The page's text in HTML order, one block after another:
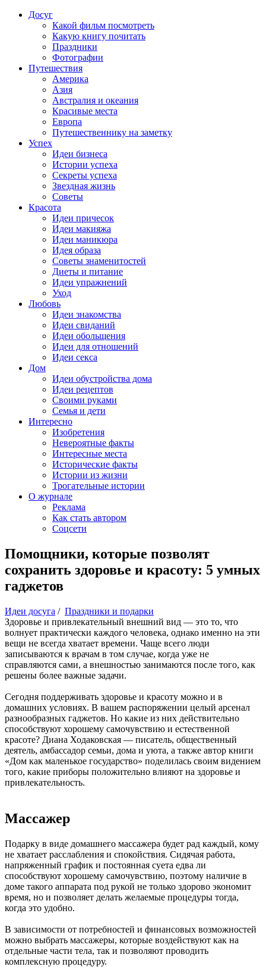
Досуг
Какой фильм посмотреть
Какую книгу почитать
Праздники
Фотографии
Путешествия
Америка
Азия
Австралия и океания
Красивые места
Европа
Путешественнику на заметку
Успех
Идеи бизнеса
Истории успеха
Секреты успеха
Звездная жизнь
Советы
Красота
Идеи причесок
Идеи макияжа
Идеи маникюра
Идея образа
Советы знаменитостей
Диеты и питание
Идеи упражнений
Уход
Любовь
Идеи знакомства
Идеи свиданий
Идеи обольщения
Идеи для отношений
Идеи секса
Дом
Идеи обустройства дома
Идеи рецептов
Своими руками
Семья и дети
Интересно
Изобретения
Невероятные факты
Интересные места
Исторические факты
Истории из жизни
Трогательные истории
О журнале
Реклама
Как стать автором
Соцсети
Помощники, которые позволят
сохранить здоровье и красоту: 5 умных
гаджетов
Идеи досуга / Праздники и подарки
Здоровье и привлекательный внешний вид — это то, что
волнует практически каждого человека, однако именно на эти
вещи не всегда хватает времени. Чаще всего люди
записываются к врачам в том случае, когда уже не
справляются сами, а внешностью занимаются после того, как
решены более важные задачи.
Сегодня поддерживать здоровье и красоту можно и в
домашних условиях. В вашем распоряжении целый арсенал
разнообразных гаджетов. Но какие из них действительно
способствуют хорошему самочувствию и естественной
красоте? Диана Ходаковская — писатель, общественный
деятель, амбассадор семьи, дома и уюта, а также автор книги
«Дом как маленькое государство» поделилась своим видением
того, какие приборы положительно влияют на здоровье и
привлекательность.
Массажер
Подарку в виде домашнего массажера будет рад каждый, кому
не хватает расслабления и спокойствия. Сидячая работа,
напряженный график и постоянная суета едва ли
способствуют хорошему самочувствию, поэтому наличие в
доме такого аппарата под рукой не только здорово экономит
время, но и позволяет делать желаемые процедуры тогда,
когда это удобно.
В зависимости от потребностей и финансовых возможностей
можно выбрать массажеры, которые воздействуют как на
отдельные части тела, так и позволяют проводить
комплексную процедуру.